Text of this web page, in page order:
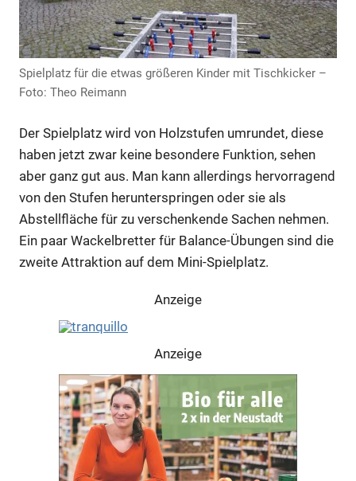
Spielplatz für die etwas größeren Kinder mit Tischkicker –
Foto: Theo Reimann
Der Spielplatz wird von Holzstufen umrundet, diese
haben jetzt zwar keine besondere Funktion, sehen
aber ganz gut aus. Man kann allerdings hervorragend
von den Stufen herunterspringen oder sie als
Abstellfläche für zu verschenkende Sachen nehmen.
Ein paar Wackelbretter für Balance-Übungen sind die
zweite Attraktion auf dem Mini-Spielplatz.
Anzeige
Anzeige